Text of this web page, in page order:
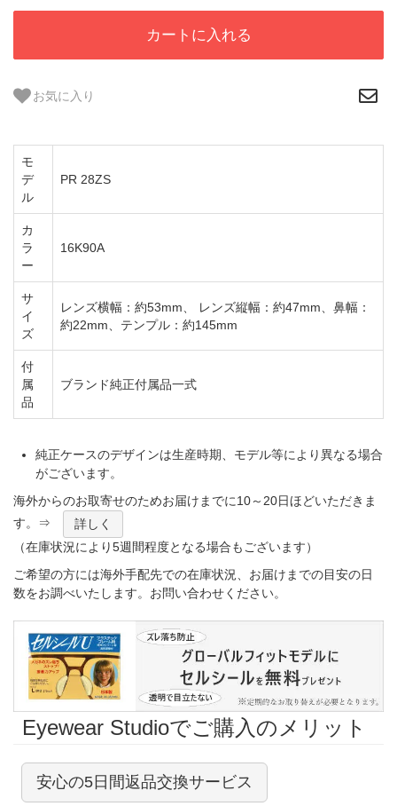
カートに入れる
お気に入り
モ
デ
ル
PR 28ZS
カ
ラ
ー
16K90A
サ
イ
ズ
レンズ横幅：約53mm、 レンズ縦幅：約47mm、鼻幅：
約22mm、テンプル：約145mm
付
属
品
ブランド純正付属品一式
純正ケースのデザインは生産時期、モデル等により異なる場合
がございます。
海外からのお取寄せのためお届けまでに10～20日ほどいただきま
す。⇒
詳しく
（在庫状況により5週間程度となる場合もございます）
ご希望の方には海外手配先での在庫状況、お届けまでの目安の日
数をお調べいたします。お問い合わせください。
Eyewear Studioでご購入のメリット
安心の5日間返品交換サービス